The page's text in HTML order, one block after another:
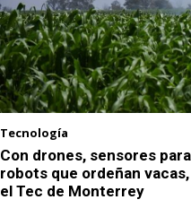
Tecnología
Con drones, sensores
robots que ordeñan
el Tec de Monterrey